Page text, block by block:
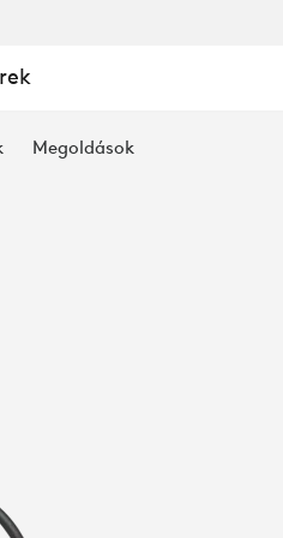
Megoldások